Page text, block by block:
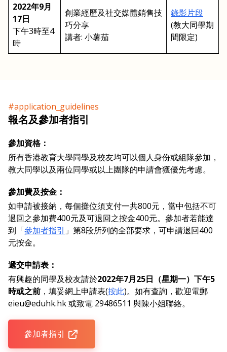
2022年9月
17日
下午3時至4
時
創業經歷及社交媒體銷售技
巧分享
講者: 小薯茄
錄影片段
(教大同學期
間限定)
#application_guidelines
報名及參加者指引
參加資格：
所有香港教育大學同學及校友均可以個人身份或組隊參加，
教大同學以及兩位同學或以上團隊的申請會獲優先考慮。
參加費及按金：
如申請被接納，每個攤位須支付一共800元，當中包括不可
退回之參加費400元及可退回之按金400元。參加者若能達
到「參加者指引 」第8段所列的全部要求，可申請退回400
元按金。
遞交申請表：
有興趣的同學及校友請於2022年7月25日（星期一）下午5
時或之前 ，填妥網上申請表(按此)。如有查詢，歡迎電郵
eieu@eduhk.hk 或致電 29486511 與陳小姐聯絡。
參加者指引